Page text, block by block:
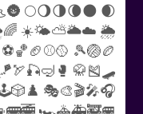
🌕🌖🌗🌘🌑 🌒
☀️🌤️⛅🌥️☁️ 🌦️
🎾🏐🏉
🥋🎽🛹
🎭🎨🎬🎤🎧